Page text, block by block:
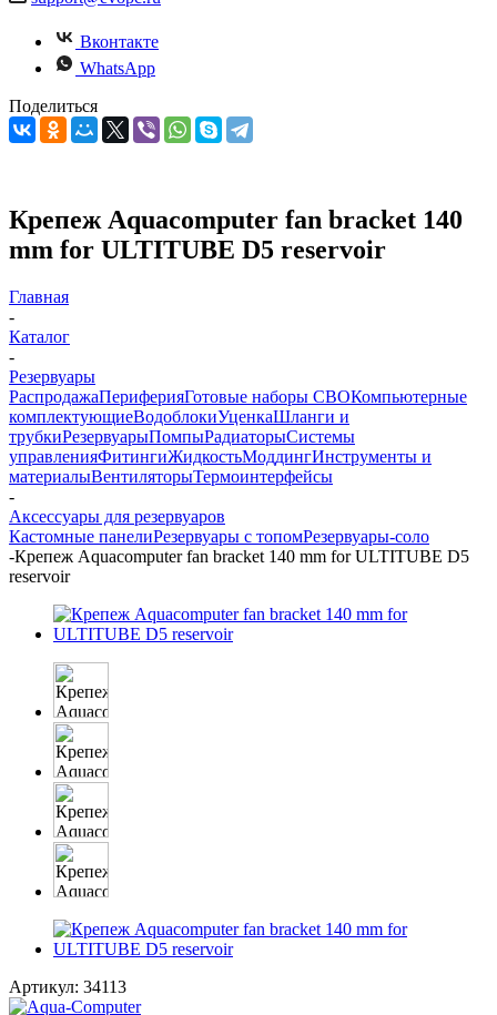
Вконтакте
WhatsApp
Поделиться
Крепеж Aquacomputer fan bracket 140
mm for ULTITUBE D5 reservoir
Главная
-
Каталог
-
Резервуары
РаспродажаПериферияГотовые наборы СВОКомпьютерные
комплектующиеВодоблокиУценкаШланги и
трубкиРезервуарыПомпыРадиаторыСистемы
управленияФитингиЖидкостьМоддингИнструменты и
материалыВентиляторыТермоинтерфейсы
-
Аксессуары для резервуаров
Кастомные панелиРезервуары с топомРезервуары-соло
-Крепеж Aquacomputer fan bracket 140 mm for ULTITUBE D5
reservoir
Артикул: 34113